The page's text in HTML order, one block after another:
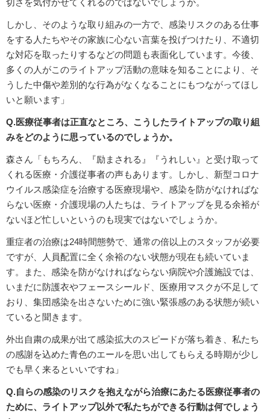
切さを気付かせてくれるのではないでしょうか。
しかし、そのような取り組みの一方で、感染リスクのある仕事
をする人たちやその家族に心ない言葉を投げつけたり、不適切
な対応を取ったりするなどの問題も表面化しています。今後、
多くの人がこのライトアップ活動の意味を知ることにより、そ
うした中傷や差別的な行為がなくなることにもつながってほし
いと願います」
Q.医療従事者は正直なところ、こうしたライトアップの取り組
みをどのように思っているのでしょうか。
森さん「もちろん、『励まされる』『うれしい』と受け取って
くれる医療・介護従事者の声もあります。しかし、新型コロナ
ウイルス感染症を治療する医療現場や、感染を防がなければな
らない医療・介護現場の人たちは、ライトアップを見る余裕が
ないほど忙しいというのも現実ではないでしょうか。
重症者の治療は24時間態勢で、通常の倍以上のスタッフが必要
ですが、人員配置に全く余裕のない状態が現在も続いていま
す。また、感染を防がなければならない病院や介護施設では、
いまだに防護衣やフェースシールド、医療用マスクが不足して
おり、集団感染を出さないために強い緊張感のある状態が続い
ていると聞きます。
外出自粛の成果が出て感染拡大のスピードが落ち着き、私たち
の感謝を込めた青色のエールを思い出してもらえる時期が少し
でも早く来るといいですね」
Q.自らの感染のリスクを抱えながら治療にあたる医療従事者の
ために、ライトアップ以外で私たちができる行動は何でしょう